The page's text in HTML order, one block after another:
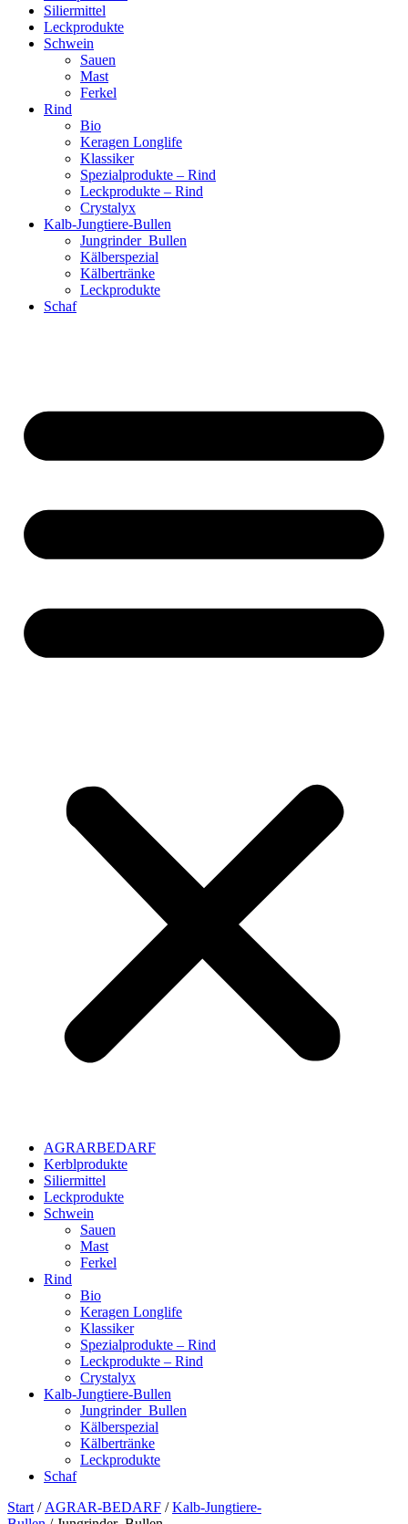
Siliermittel
Leckprodukte
Schwein
Sauen
Mast
Ferkel
Rind
Bio
Keragen Longlife
Klassiker
Spezialprodukte – Rind
Leckprodukte – Rind
Crystalyx
Kalb-Jungtiere-Bullen
Jungrinder_Bullen
Kälberspezial
Kälbertränke
Leckprodukte
Schaf
AGRARBEDARF
Kerblprodukte
Siliermittel
Leckprodukte
Schwein
Sauen
Mast
Ferkel
Rind
Bio
Keragen Longlife
Klassiker
Spezialprodukte – Rind
Leckprodukte – Rind
Crystalyx
Kalb-Jungtiere-Bullen
Jungrinder_Bullen
Kälberspezial
Kälbertränke
Leckprodukte
Schaf
Start / AGRAR-BEDARF /Kalb-Jungtiere-